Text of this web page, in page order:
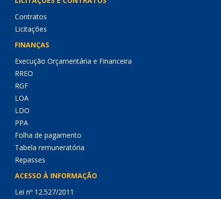
Contratos
Licitações
FINANÇAS
Execução Orçamentária e Financeira
RREO
RGF
LOA
LDO
PPA
Folha de pagamento
Tabela remuneratória
Repasses
ACESSO À INFORMAÇÃO
Lei nº 12.527/2011